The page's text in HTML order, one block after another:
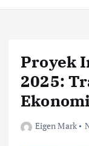
n
Proyek
2025:
Ekonomi
Eigen Mark